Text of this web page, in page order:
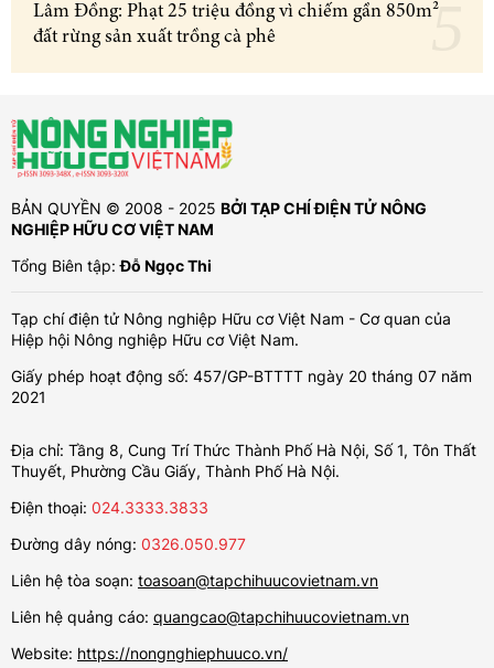
Lâm Đồng: Phạt 25 triệu đồng vì chiếm gần 850m²
đất rừng sản xuất trồng cà phê
BẢN QUYỀN © 2008 - 2025 BỞI TẠP CHÍ ĐIỆN TỬ NÔNG
NGHIỆP HỮU CƠ VIỆT NAM
Tổng Biên tập:Đỗ Ngọc Thi
Tạp chí điện tử Nông nghiệp Hữu cơ Việt Nam - Cơ quan của
Hiệp hội Nông nghiệp Hữu cơ Việt Nam.
Giấy phép hoạt động số: 457/GP-BTTTT ngày 20 tháng 07 năm
2021
Địa chỉ: Tầng 8, Cung Trí Thức Thành Phố Hà Nội, Số 1, Tôn Thất
Thuyết, Phường Cầu Giấy, Thành Phố Hà Nội.
Điện thoại: 024.3333.3833
Đường dây nóng: 0326.050.977
Liên hệ tòa soạn: toasoan@tapchihuucovietnam.vn
Liên hệ quảng cáo: quangcao@tapchihuucovietnam.vn
Website: https://nongnghiephuuco.vn/